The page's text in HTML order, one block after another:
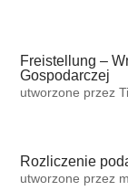
Freistellung –
Gospodarczej
utworzone przez
Rozliczenie
utworzone przez